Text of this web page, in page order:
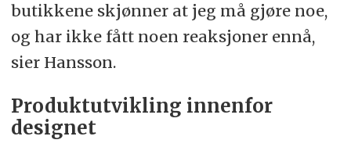
butikkene skjønner at jeg må gjøre noe,
og har ikke fått noen reaksjoner ennå,
sier Hansson.
Produktutvikling innenfor
designet